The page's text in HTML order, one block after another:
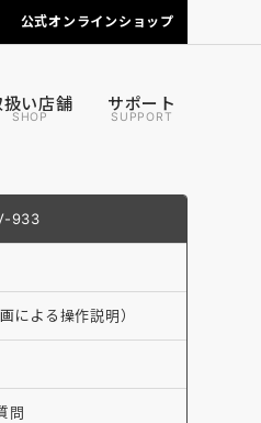
いて
公式オンラインショップ
扱い店舗
SHOP
サポート
SUPPORT
933
による操作説明）
問